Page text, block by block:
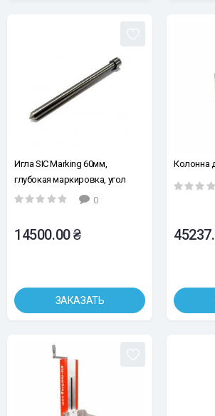
Игла SIC Marking 60мм,
глубокая маркировка, угол
заточки 90°, d=6мм 0
14500.00 ₴
ЗАКАЗАТЬ
Колонна